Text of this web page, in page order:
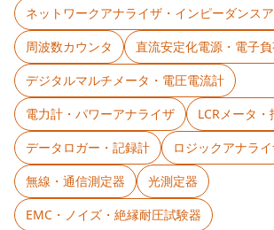
ネットワークアナライザ・インピーダンス
周波数カウンタ
直流安定化電源・電子
デジタルマルチメータ・電圧電流計
電力計・パワーアナライザ
LCRメータ
データロガー・記録計
ロジックアナラ
無線・通信測定器
光測定器
EMC・ノイズ・絶縁耐圧試験器